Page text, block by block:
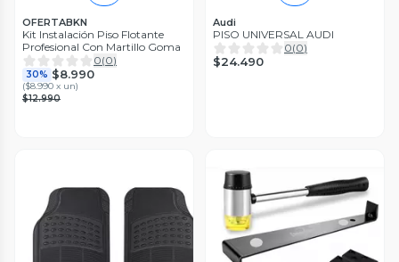
OFERTABKN
Kit Instalación Piso Flotante
Profesional Con Martillo Goma
0(0)
30% $8.990
($8.990 x un)
$12.990
Audi
PISO UNIVERSAL AUDI
0(0)
$24.490